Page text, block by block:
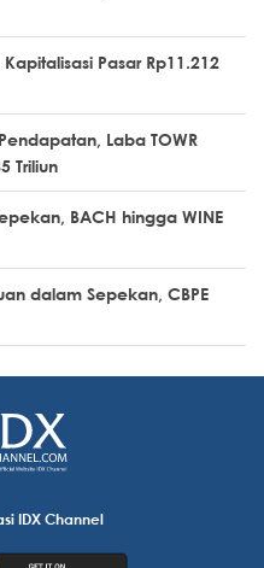
Pasar Rp11.212
Laba TOWR
Triliun
BACH hingga WINE
dalam Sepekan, CBPE
IDX Channel